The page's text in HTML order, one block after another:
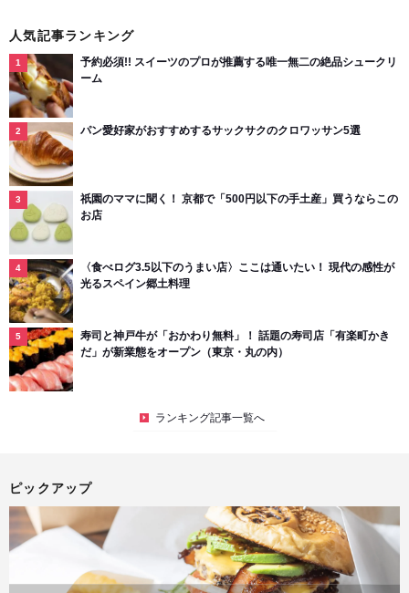
人気記事ランキング
予約必須!! スイーツのプロが推薦する唯一無二の絶品シュークリ
ーム
パン愛好家がおすすめするサックサクのクロワッサン5選
祇園のママに聞く！ 京都で「500円以下の手土産」買うならこの
お店
〈食べログ3.5以下のうまい店〉ここは通いたい！ 現代の感性が
光るスペイン郷土料理
寿司と神戸牛が「おかわり無料」！ 話題の寿司店「有楽町かき
だ」が新業態をオープン（東京・丸の内）
ランキング記事一覧へ
ピックアップ